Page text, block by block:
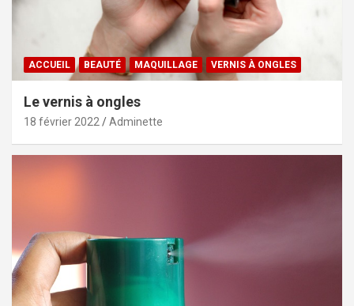
ACCUEIL BEAUTÉ MAQUILLAGE VERNIS À ONGLES
Le vernis à ongles
18 février 2022 Adminette